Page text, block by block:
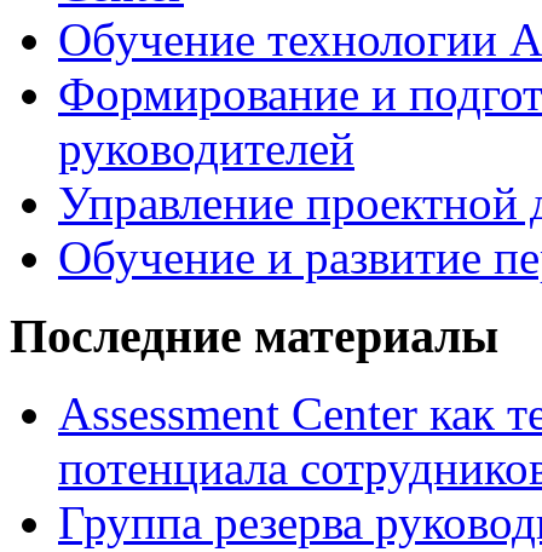
Обучение технологии
Формирование и
руководителей
Управление проектной
Обучение и развитие
Последние материалы
Assessment Center как
потенциала
Группа резерва